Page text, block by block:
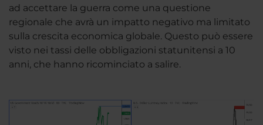
​​ad accettare la guerra come una questione
regionale che avrà un impatto negativo ma limitato
sulla crescita economica globale. Questo può essere
visto nei tassi delle obbligazioni statunitensi a 10
anni, che hanno ricominciato a salire.